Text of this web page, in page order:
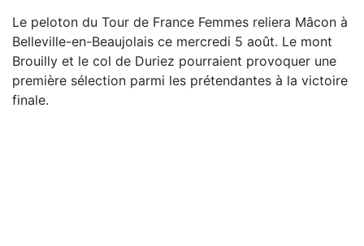
Le peloton du Tour de France Femmes reliera Mâcon à
Belleville-en-Beaujolais ce mercredi 5 août. Le mont
Brouilly et le col de Duriez pourraient provoquer une
première sélection parmi les prétendantes à la victoire
finale.